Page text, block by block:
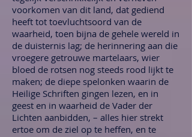
voorkomen van dit land, dat gediend
heeft tot toevluchtsoord van de
waarheid, toen bijna de gehele wereld in
de duisternis lag; de herinnering aan die
vroegere getrouwe martelaars, wier
bloed de rotsen nog steeds rood lijkt te
maken; de diepe spelonken waarin de
Heilige Schriften gingen lezen, en in
geest en in waarheid de Vader der
Lichten aanbidden, – alles hier strekt
ertoe om de ziel op te heffen, en te